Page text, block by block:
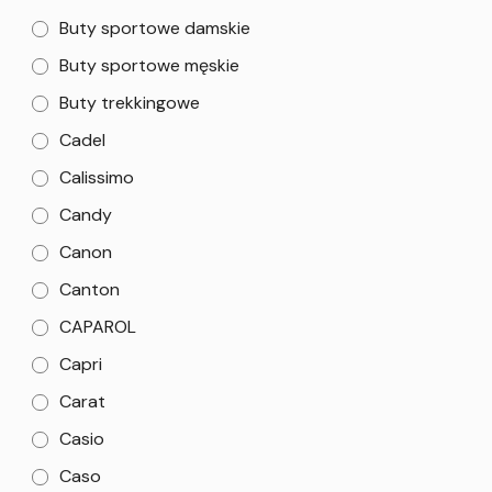
Buty sportowe damskie
Buty sportowe męskie
Buty trekkingowe
Cadel
Calissimo
Candy
Canon
Canton
CAPAROL
Capri
Carat
Casio
Caso